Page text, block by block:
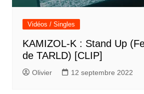
Vidéos / Singles
KAMIZOL-K : Stand Up
de TARLD) [CLIP]
Olivier 12 septembre 2022